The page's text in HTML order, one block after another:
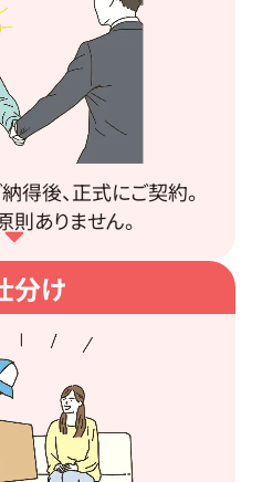
得後、正式にご契約。
ありません。
分け